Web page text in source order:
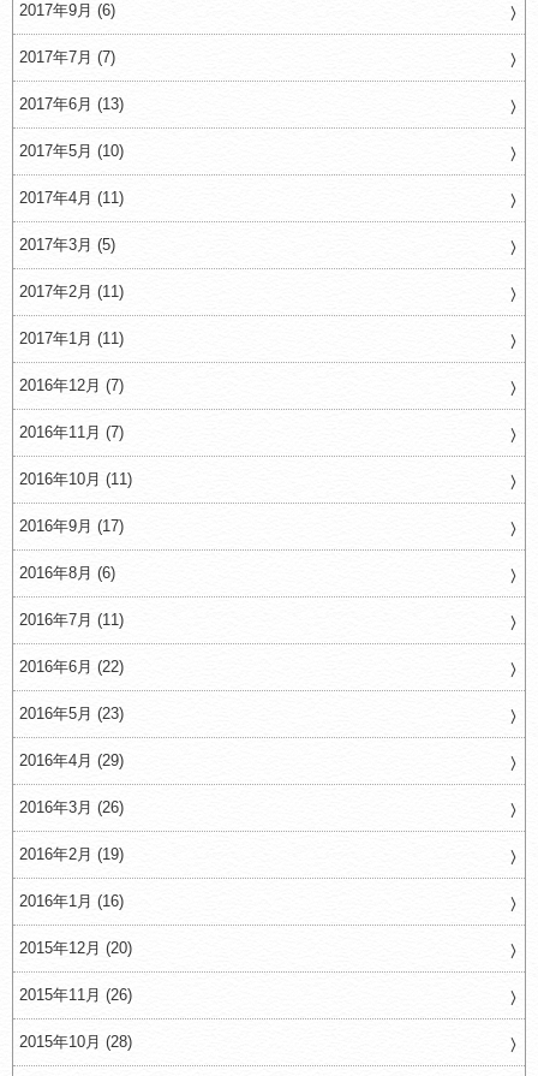
2017年9月 (6)
2017年7月 (7)
2017年6月 (13)
2017年5月 (10)
2017年4月 (11)
2017年3月 (5)
2017年2月 (11)
2017年1月 (11)
2016年12月 (7)
2016年11月 (7)
2016年10月 (11)
2016年9月 (17)
2016年8月 (6)
2016年7月 (11)
2016年6月 (22)
2016年5月 (23)
2016年4月 (29)
2016年3月 (26)
2016年2月 (19)
2016年1月 (16)
2015年12月 (20)
2015年11月 (26)
2015年10月 (28)